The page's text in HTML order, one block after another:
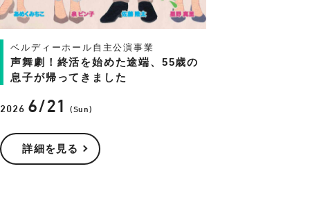
ベルディーホール自主公演事業
声舞劇！終活を始めた途端、55歳の
息子が帰ってきました
2026 6/21 (Sun)
詳細を見る